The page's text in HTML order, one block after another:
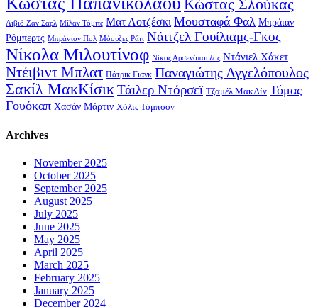
Κώστας Σλούκας
Λιβιό Ζαν Σαρλ Μίλαν Τόμιτς Ματ Λοτζέσκι Μουσταφά Φαλ Μπράιαν
Ρόμπερτς Μπράντον Πολ Μόουζες Ράιτ Νάιτζελ Γουίλιαμς-Γκος
Νίκολα Μιλουτίνοφ Νίκος Αρσενόπουλος Ντάνιελ Χάκετ
Ντέιβιντ Μπλατ Πάτρικ Γιανκ Παναγιώτης Αγγελόπουλος
Σακίλ ΜακΚίσικΤάιλερ Ντόρσεϊ Τζαμέλ ΜακΛίν Τόμας
Γουόκαπ Χασάν Μάρτιν Χόλις Τόμπσον
Archives
November 2025
October 2025
September 2025
August 2025
July 2025
June 2025
May 2025
April 2025
March 2025
February 2025
January 2025
December 2024